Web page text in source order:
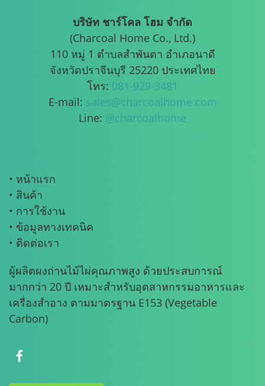
บริษัท ชาร์โคล โฮม จำกัด
(Charcoal Home Co., Ltd.)
110 หมู่ 1 ตำบลสำพันตา อำเภอนาดี
จังหวัดปราจีนบุรี 25220 ประเทศไทย
โทร: 081-929-3481
E-mail: sales@charcoalhome.com
Line: @charcoalhome
• หน้าแรก
• สินค้า
• การใช้งาน
• ข้อมูลทางเทคนิค
• ติดต่อเรา
ผู้ผลิตผงถ่านไม้ไผ่คุณภาพสูง ด้วยประสบการณ์
มากกว่า 20 ปี เหมาะสำหรับอุตสาหกรรมอาหารและ
เครื่องสำอาง ตามมาตรฐาน E153 (Vegetable
Carbon)